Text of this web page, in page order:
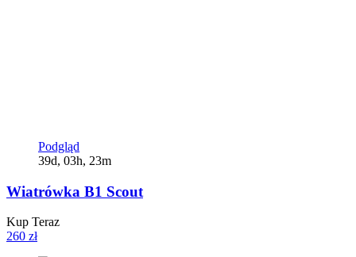
Podgląd
39d, 03h, 23m
Wiatrówka B1 Scout
Kup Teraz
260 zł